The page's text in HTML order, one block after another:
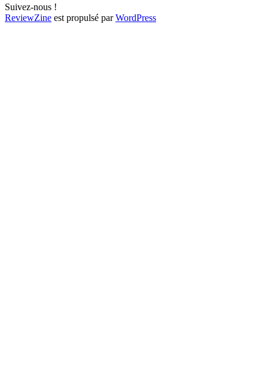
Suivez-nous !
ReviewZine est propulsé parWordPress